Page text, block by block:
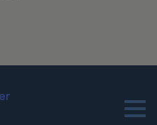
Menu